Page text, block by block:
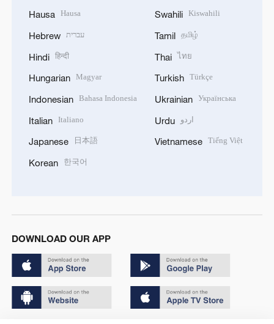
Hausa Hausa
Hebrew עברית
Hindi हिन्दी
Hungarian Magyar
Indonesian Bahasa Indonesia
Italian Italiano
Japanese 日本語
Korean 한국어
Swahili Kiswahili
Tamil தமிழ்
Thai ไทย
Turkish Türkçe
Ukrainian Українська
Urdu اردو
Vietnamese Tiếng Việt
DOWNLOAD OUR APP